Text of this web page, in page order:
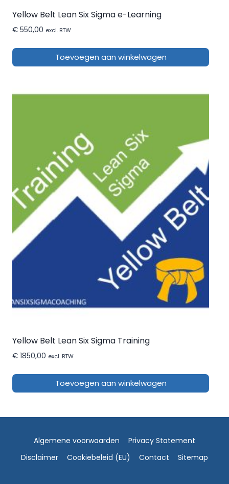
Yellow Belt Lean Six Sigma e-Learning
€ 550,00 excl. BTW
Toevoegen aan winkelwagen
Yellow Belt Lean Six Sigma Training
€ 1850,00 excl. BTW
Toevoegen aan winkelwagen
Algemene voorwaarden
Privacy Statement
Disclaimer
Cookiebeleid (EU) Contact Sitemap